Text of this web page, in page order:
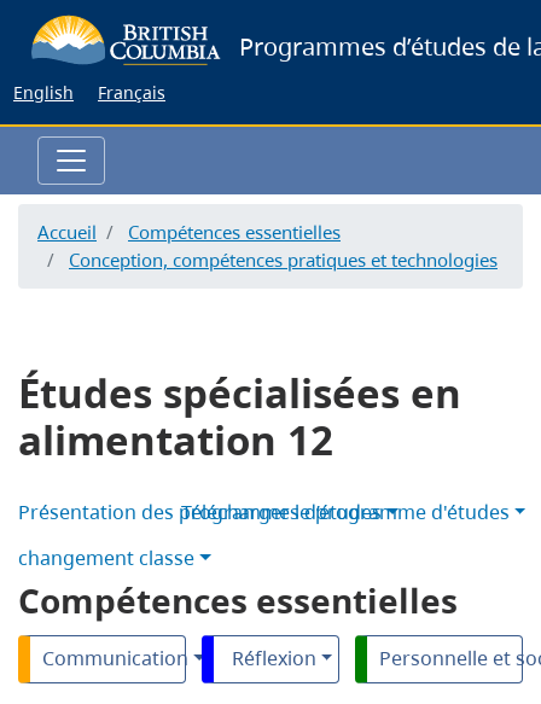
to
Programmes d’études de
English Français
Accueil
Compétences essentielles
Conception, compétences pratiques et technologies
Études spécialisées en
alimentation 12
Télécharger le programme d'études
Présentation des programmes d’études
changement classe
Compétences essentielles
Communication Réflexion Personnelle et